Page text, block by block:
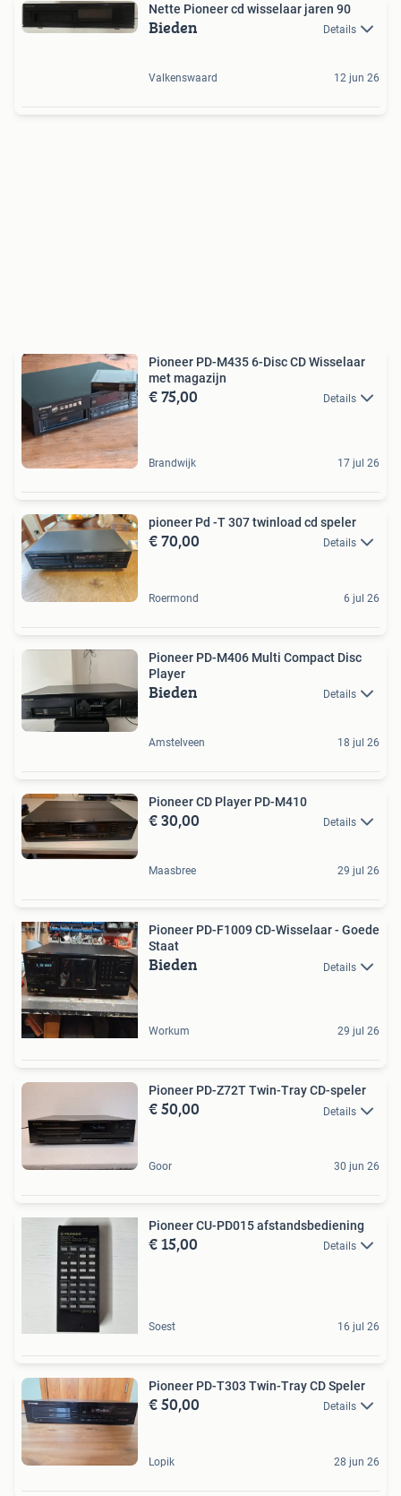
Nette Pioneer cd wisselaar jaren 90
Bieden Details
Valkenswaard 12 jun 26
Pioneer PD-M435 6-Disc CD Wisselaar
met magazijn
€ 75,00 Details
Brandwijk 17 jul 26
pioneer Pd -T 307 twinload cd speler
€ 70,00 Details
Roermond 6 jul 26
Pioneer PD-M406 Multi Compact Disc
Player
Bieden Details
Amstelveen 18 jul 26
Pioneer CD Player PD-M410
€ 30,00 Details
Maasbree 29 jul 26
Pioneer PD-F1009 CD-Wisselaar - Goede
Staat
Bieden Details
Workum 29 jul 26
Pioneer PD-Z72T Twin-Tray CD-speler
€ 50,00 Details
Goor 30 jun 26
Pioneer CU-PD015 afstandsbediening
€ 15,00 Details
Soest 16 jul 26
Pioneer PD-T303 Twin-Tray CD Speler
€ 50,00 Details
Lopik 28 jun 26